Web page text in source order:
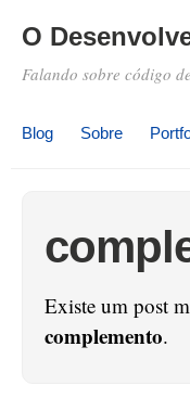
O
Falando sobre código
Blog Sobre
Existe um post
complemento.